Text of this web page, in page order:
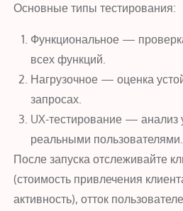
Основные типы тестирования:
Функциональное —
всех функций.
Нагрузочное — оценка
запросах.
UX-тестирование — анализ
реальными пользователями.
После запуска отслеживайте
(стоимость привлечения
активность), отток